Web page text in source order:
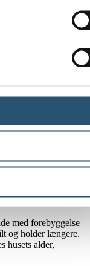
eftersyn
gradvist. Det
en radiator der
sådanne tegn
med forebyggelse
og holder længere.
husets alder,